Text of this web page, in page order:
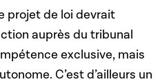
projet de loi devrait
auprès du tribunal
exclusive, mais
C’est d’ailleurs un